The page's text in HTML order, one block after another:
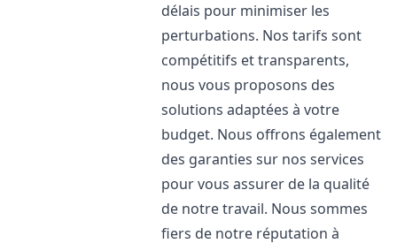
délais pour minimiser les
perturbations. Nos tarifs sont
compétitifs et transparents,
nous vous proposons des
solutions adaptées à votre
budget. Nous offrons également
des garanties sur nos services
pour vous assurer de la qualité
de notre travail. Nous sommes
fiers de notre réputation à